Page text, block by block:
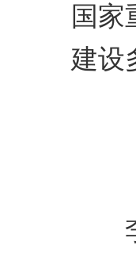
国家
建设
李